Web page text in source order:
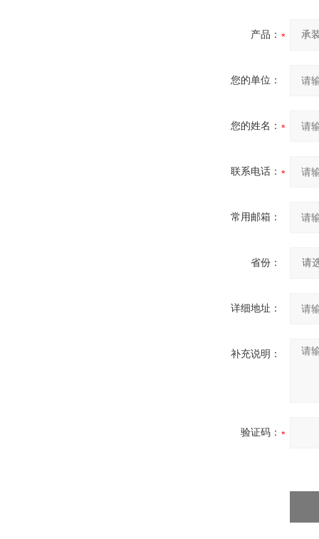
产品：
您的单位：
您的姓名：
联系电话：
常用邮箱：
省份：
详细地址：
补充说明：
验证码：